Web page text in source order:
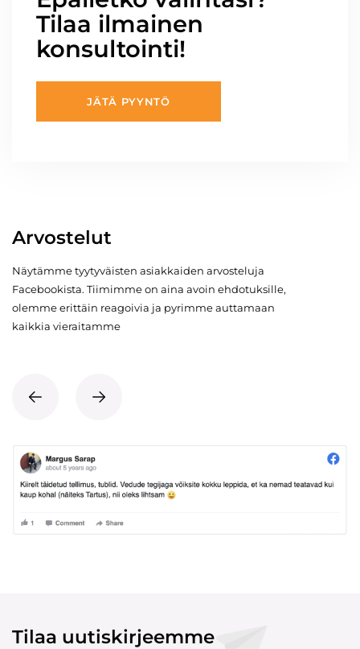
Tilaa ilmainen
konsultointi!
JÄTÄ PYYNTÖ
Arvostelut
Näytämme tyytyväisten asiakkaiden arvosteluja
Facebookista. Tiimimme on aina avoin ehdotuksille,
olemme erittäin reagoivia ja pyrimme auttamaan
kaikkia vieraitamme
Tilaa uutiskirjeemme